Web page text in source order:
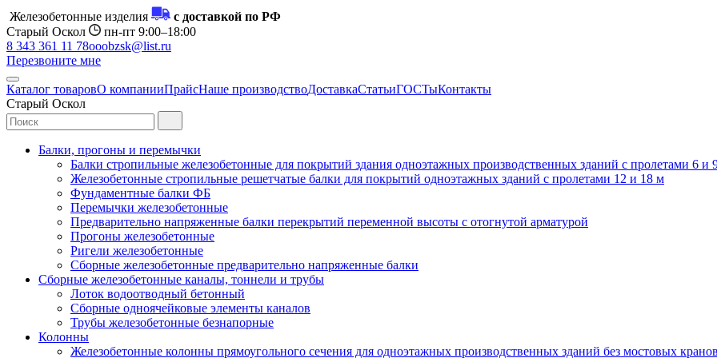
Железобетонные изделия
с доставкой по РФ
Старый Оскол
пн-пт 9:00–18:00
8 343 361 11 78ooobzsk@list.ru
Перезвоните мне
Каталог товаровО компанииПрайсНаше производствоДоставкаСтатьиГОСТыКонтакты
Старый Оскол
Балки, прогоны и перемычки
Балки стропильные железобетонные для покрытий здания одноэтажных производственных зданий с пролетами 6
Железобетонные стропильные решетчатые балки для покрытий одноэтажных зданий с пролетами 12 и 18 м
Фундаментные балки ФБ
Перемычки железобетонные
Предварительно напряженные балки перекрытий переменной высоты с отогнутой арматурой
Прогоны железобетонные
Ригели железобетонные
Сборные железобетонные предварительно напряженные балки
Сборные железобетонные каналы, тоннели и трубы
Лоток водоотводный бетонный
Сборные одноячейковые элементы каналов
Трубы железобетонные безнапорные
Колонны
Железобетонные колонны прямоугольного сечения для одноэтажных производственных зданий без мостовых кранов